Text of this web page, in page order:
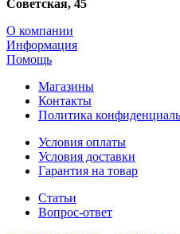
Советская, 45
О компании
Информация
Помощь
Магазины
Контакты
Политика
Условия оплаты
Условия доставки
Гарантия на товар
Статьи
Вопрос-ответ